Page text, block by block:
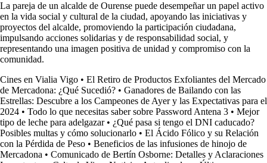
La pareja de un alcalde de Ourense puede desempeñar un papel activo
en la vida social y cultural de la ciudad, apoyando las iniciativas y
proyectos del alcalde, promoviendo la participación ciudadana,
impulsando acciones solidarias y de responsabilidad social, y
representando una imagen positiva de unidad y compromiso con la
comunidad.
Cines en Vialia Vigo • El Retiro de Productos Exfoliantes del Mercado
de Mercadona: ¿Qué Sucedió? • Ganadores de Bailando con las
Estrellas: Descubre a los Campeones de Ayer y las Expectativas para el
2024 • Todo lo que necesitas saber sobre Password Antena 3 • Mejor
tipo de leche para adelgazar• ¿Qué pasa si tengo el DNI caducado?
Posibles multas y cómo solucionarlo • El Ácido Fólico y su Relación
con la Pérdida de Peso • Beneficios de las infusiones de hinojo de
Mercadona • Comunicado de Bertín Osborne: Detalles y Aclaraciones